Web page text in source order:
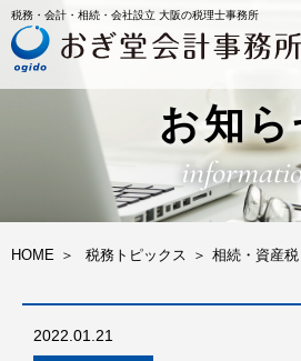
税務・会計・相続・会社設立 大阪の税理士事務所
お知ら
HOME 税務トピックス 相続・資産税
2022.01.21